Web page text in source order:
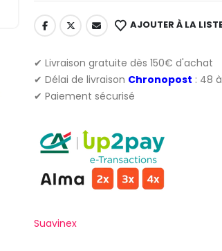
AJOUTER À LA
✔ Livraison gratuite dès 150€ d'achat
✔ Délai de livraison Chronopost : 48
✔ Paiement sécurisé
Suavinex